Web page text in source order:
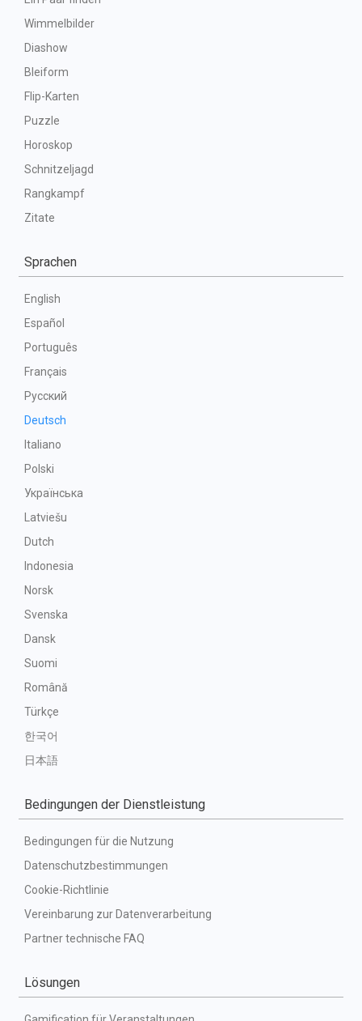
Wimmelbilder
Diashow
Bleiform
Flip-Karten
Puzzle
Horoskop
Schnitzeljagd
Rangkampf
Zitate
Sprachen
English
Español
Português
Français
Русский
Deutsch
Italiano
Polski
Українська
Latviešu
Dutch
Indonesia
Norsk
Svenska
Dansk
Suomi
Română
Türkçe
한국어
日本語
Bedingungen der Dienstleistung
Bedingungen für die Nutzung
Datenschutzbestimmungen
Cookie-Richtlinie
Vereinbarung zur Datenverarbeitung
Partner technische FAQ
Lösungen